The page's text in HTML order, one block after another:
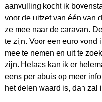
aanvulling kocht ik
voor de uitzet van één van
ze mee naar de caravan.
te zijn. Voor een euro vond
mee te nemen en uit te
zijn. Helaas kan ik er
eens per abuis op meer
het delen waard is, dan zal